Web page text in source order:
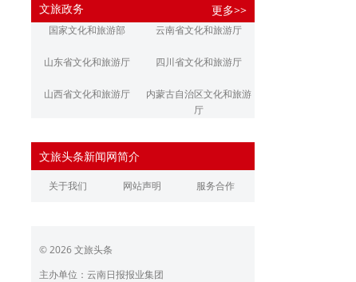
江南都市报 潇湘晨报
文旅政务 更多>>
国家文化和旅游部 云南省文化和旅游厅
山东省文化和旅游厅 四川省文化和旅游厅
山西省文化和旅游厅
内蒙古自治区文化和旅游
厅
浙江省文化和旅游厅
江西省文化和旅游厅 河南省文化和旅游厅
广东省文化和旅游厅
文旅头条新闻网简介
关于我们 网站声明 服务合作
© 2026 文旅头条
主办单位：云南日报报业集团